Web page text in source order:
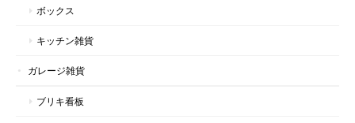
ボックス
キッチン雑貨
ガレージ雑貨
ブリキ看板